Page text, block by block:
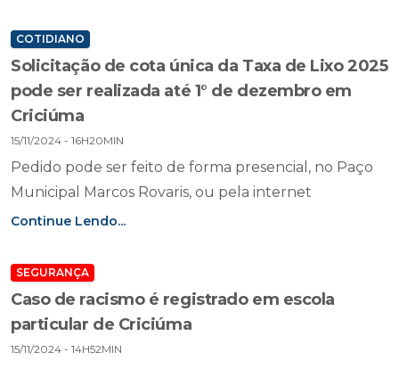
COTIDIANO
Solicitação de cota única da Taxa de Lixo 2025
pode ser realizada até 1° de dezembro em
Criciúma
15/11/2024 - 16H20MIN
Pedido pode ser feito de forma presencial, no Paço
Municipal Marcos Rovaris, ou pela internet
Continue Lendo...
SEGURANÇA
Caso de racismo é registrado em escola
particular de Criciúma
15/11/2024 - 14H52MIN